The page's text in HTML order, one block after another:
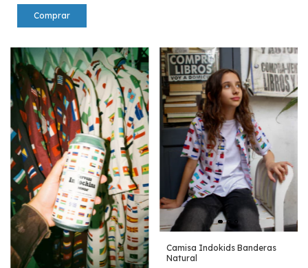
Camisa Indokids Banderas
Natural